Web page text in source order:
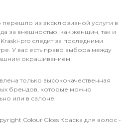
из эксклюзивной услуги в
за внешностью, как женщин, так и
pro следит за последними
У вас есть право выбора между
окрашиванием.
только высококачественная
брендов, которые можно
или в салоне.
Сolour Gloss Краска для волос -